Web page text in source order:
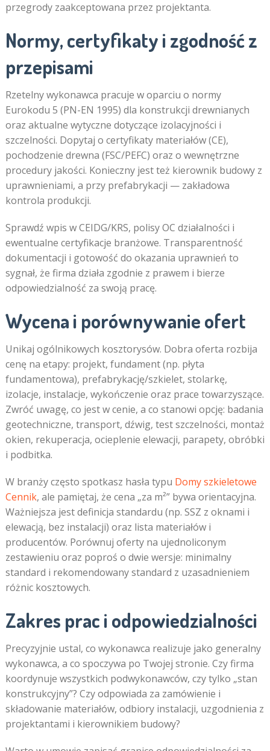
przegrody zaakceptowana przez projektanta.
Normy, certyfikaty i zgodność z
przepisami
Rzetelny wykonawca pracuje w oparciu o normy
Eurokodu 5 (PN-EN 1995) dla konstrukcji drewnianych
oraz aktualne wytyczne dotyczące izolacyjności i
szczelności. Dopytaj o certyfikaty materiałów (CE),
pochodzenie drewna (FSC/PEFC) oraz o wewnętrzne
procedury jakości. Konieczny jest też kierownik budowy z
uprawnieniami, a przy prefabrykacji — zakładowa
kontrola produkcji.
Sprawdź wpis w CEIDG/KRS, polisy OC działalności i
ewentualne certyfikacje branżowe. Transparentność
dokumentacji i gotowość do okazania uprawnień to
sygnał, że firma działa zgodnie z prawem i bierze
odpowiedzialność za swoją pracę.
Wycena i porównywanie ofert
Unikaj ogólnikowych kosztorysów. Dobra oferta rozbija
cenę na etapy: projekt, fundament (np. płyta
fundamentowa), prefabrykację/szkielet, stolarkę,
izolacje, instalacje, wykończenie oraz prace towarzyszące.
Zwróć uwagę, co jest w cenie, a co stanowi opcję: badania
geotechniczne, transport, dźwig, test szczelności, montaż
okien, rekuperacja, ocieplenie elewacji, parapety, obróbki
i podbitka.
W branży często spotkasz hasła typu Domy szkieletowe
Cennik, ale pamiętaj, że cena „za m²” bywa orientacyjna.
Ważniejsza jest definicja standardu (np. SSZ z oknami i
elewacją, bez instalacji) oraz lista materiałów i
producentów. Porównuj oferty na ujednoliconym
zestawieniu oraz poproś o dwie wersje: minimalny
standard i rekomendowany standard z uzasadnieniem
różnic kosztowych.
Zakres prac i odpowiedzialności
Precyzyjnie ustal, co wykonawca realizuje jako generalny
wykonawca, a co spoczywa po Twojej stronie. Czy firma
koordynuje wszystkich podwykonawców, czy tylko „stan
konstrukcyjny”? Czy odpowiada za zamówienie i
składowanie materiałów, odbiory instalacji, uzgodnienia z
projektantami i kierownikiem budowy?